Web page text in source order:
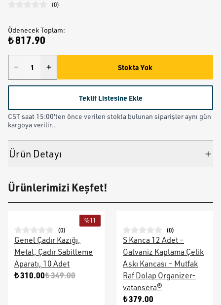
(0)
Ödenecek Toplam:
₺ 817.90
Stokta Yok
Teklif Listesine Ekle
CST saat 15:00'ten önce verilen stokta bulunan siparişler aynı gün
kargoya verilir..
Ürün Detayı
Ürünlerimizi Keşfet!
%11
(0)
Genel Çadır Kazığı,
Metal, Çadır Sabitleme
Aparatı, 10 Adet
₺ 310.00₺ 349.00
(0)
S Kanca 12 Adet –
Galvaniz Kaplama Çelik
Askı Kancası – Mutfak
Raf Dolap Organizer-
vatansera®
₺ 379.00